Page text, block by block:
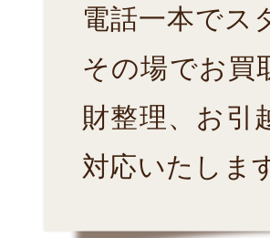
電話一本でス
その場でお買
財整理、お引
対応いたしま